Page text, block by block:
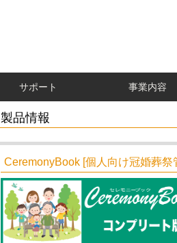
サポート 事業内容
製品情報
CeremonyBook [個人向け冠婚葬祭